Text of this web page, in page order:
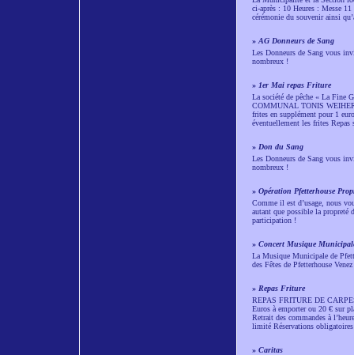
ci-après : 10 Heures : Messe
cérémonie du souvenir ainsi
» AG Donneurs de Sang
Les Donneurs de Sang vous
nombreux !
» 1er Mai repas Friture
La société de pêche « La Fine
COMMUNAL TONIS
frites en supplément pour 1
éventuellement les frites
» Don du Sang
Les Donneurs de Sang vous
nombreux !
» Opération Pfetterhouse
Comme il est d’usage, nous
autant que possible la propreté
participation !
» Concert Musique
La Musique Municipale de
des Fêtes de Pfetterhouse
» Repas Friture
REPAS FRITURE DE
Euros à emporter ou 20 € sur
Retrait des commandes à
limité Réservations
» Caritas